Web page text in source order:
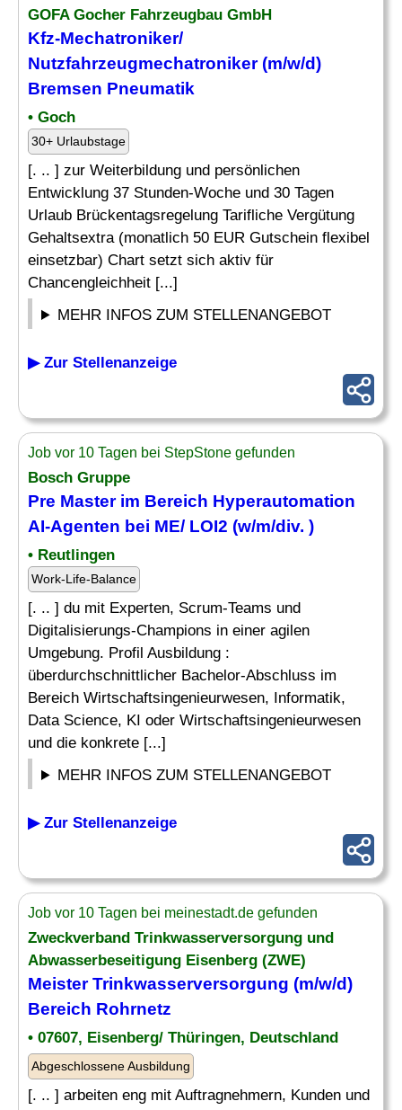
GOFA Gocher Fahrzeugbau GmbH
Kfz-Mechatroniker/
Nutzfahrzeugmechatroniker (m/w/d)
Bremsen Pneumatik
• Goch
30+ Urlaubstage
[. .. ] zur Weiterbildung und persönlichen
Entwicklung 37 Stunden-Woche und 30 Tagen
Urlaub Brückentagsregelung Tarifliche Vergütung
Gehaltsextra (monatlich 50 EUR Gutschein flexibel
einsetzbar) Chart setzt sich aktiv für
Chancengleichheit [...]
MEHR INFOS ZUM STELLENANGEBOT
▶ Zur Stellenanzeige
Job vor 10 Tagen bei StepStone gefunden
Bosch Gruppe
Pre Master im Bereich Hyperautomation
AI-Agenten bei ME/ LOI2 (w/m/div. )
• Reutlingen
Work-Life-Balance
[. .. ] du mit Experten, Scrum-Teams und
Digitalisierungs-Champions in einer agilen
Umgebung. Profil Ausbildung :
überdurchschnittlicher Bachelor-Abschluss im
Bereich Wirtschaftsingenieurwesen, Informatik,
Data Science, KI oder Wirtschaftsingenieurwesen
und die konkrete [...]
MEHR INFOS ZUM STELLENANGEBOT
▶ Zur Stellenanzeige
Job vor 10 Tagen bei meinestadt.de gefunden
Zweckverband Trinkwasserversorgung und
Abwasserbeseitigung Eisenberg (ZWE)
Meister Trinkwasserversorgung (m/w/d)
Bereich Rohrnetz
• 07607, Eisenberg/ Thüringen, Deutschland
Abgeschlossene Ausbildung
[. .. ] arbeiten eng mit Auftragnehmern, Kunden und